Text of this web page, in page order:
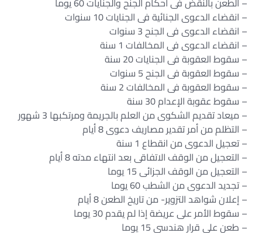
– انقضاء الدعوى الجنائية فى الجنايات 10 سنوات
– انقضاء الدعوى فى الجنح 3 سنوات
– انقضاء الدعوى فى المخالفات 1 سنة
– سقوط العقوبة فى الجنايات 20 سنة
– سقوط العقوبة فى الجنح 5 سنوات
– سقوط العقوبة فى المخالفات 2 سنة
– سقوط عقوبة الإعدام 30 سنة
– ميعاد تقديم الشكوى من العلم بالجريمة ومرتكبها 3 شهور
– التظلم من أمر تقدير مصاريف دعوى 8 أيام
– تعجيل الدعوى من انقطاع 1 سنة
– التعجيل من الوقف الاتفاقى بعد انتهاء مدته 8 أيام
– التعجيل من الوقف الجزائى 15 يوما
– تجديد الدعوى من الشطب 60 يوما
– إعلان شواهد التزوير- من تاريخ الطعن 8 أيام
– سقوط الأمر على عريضة إذا لم يقدم 30 يوما
– طعن على قرار هندسى 15 يوما